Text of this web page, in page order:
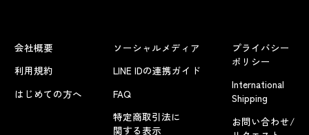
会社概要
利用規約
はじめての方へ
ソーシャルメディア
LINE IDの連携ガイド
FAQ
特定商取引法に
関する表示
プライバシー
ポリシー
International
Shipping
お問い合わせ/